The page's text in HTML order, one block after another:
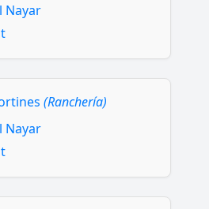
Nayar
(Ranchería)
Nayar